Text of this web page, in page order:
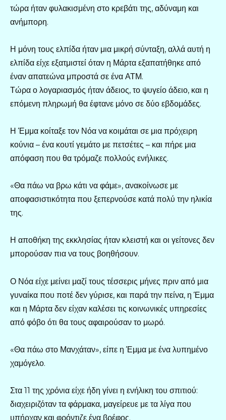
τώρα ήταν φυλακισμένη στο κρεβάτι της, αδύναμη και
ανήμπορη.
Η μόνη τους ελπίδα ήταν μια μικρή σύνταξη, αλλά αυτή η
ελπίδα είχε εξατμιστεί όταν η Μάρτα εξαπατήθηκε από
έναν απατεώνα μπροστά σε ένα ΑΤΜ.
Τώρα ο λογαριασμός ήταν άδειος, το ψυγείο άδειο, και η
επόμενη πληρωμή θα έφτανε μόνο σε δύο εβδομάδες.
Η Έμμα κοίταξε τον Νόα να κοιμάται σε μια πρόχειρη
κούνια – ένα κουτί γεμάτο με πετσέτες – και πήρε μια
απόφαση που θα τρόμαζε πολλούς ενήλικες.
«Θα πάω να βρω κάτι να φάμε», ανακοίνωσε με
αποφασιστικότητα που ξεπερνούσε κατά πολύ την ηλικία
της.
Η αποθήκη της εκκλησίας ήταν κλειστή και οι γείτονες δεν
μπορούσαν πια να τους βοηθήσουν.
Ο Νόα είχε μείνει μαζί τους τέσσερις μήνες πριν από μια
γυναίκα που ποτέ δεν γύρισε, και παρά την πείνα, η Έμμα
και η Μάρτα δεν είχαν καλέσει τις κοινωνικές υπηρεσίες
από φόβο ότι θα τους αφαιρούσαν το μωρό.
«Θα πάω στο Μανχάταν», είπε η Έμμα με ένα λυπημένο
χαμόγελο.
Στα 11 της χρόνια είχε ήδη γίνει η ενήλικη του σπιτιού:
διαχειριζόταν τα φάρμακα, μαγείρευε με τα λίγα που
υπήρχαν και φρόντιζε ένα βρέφος.